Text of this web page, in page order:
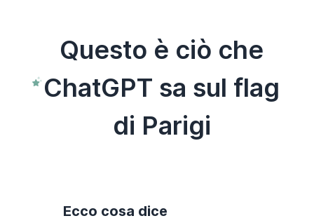
Questo è ciò che
ChatGPT sa sul flag
di Parigi
Ecco cosa dice